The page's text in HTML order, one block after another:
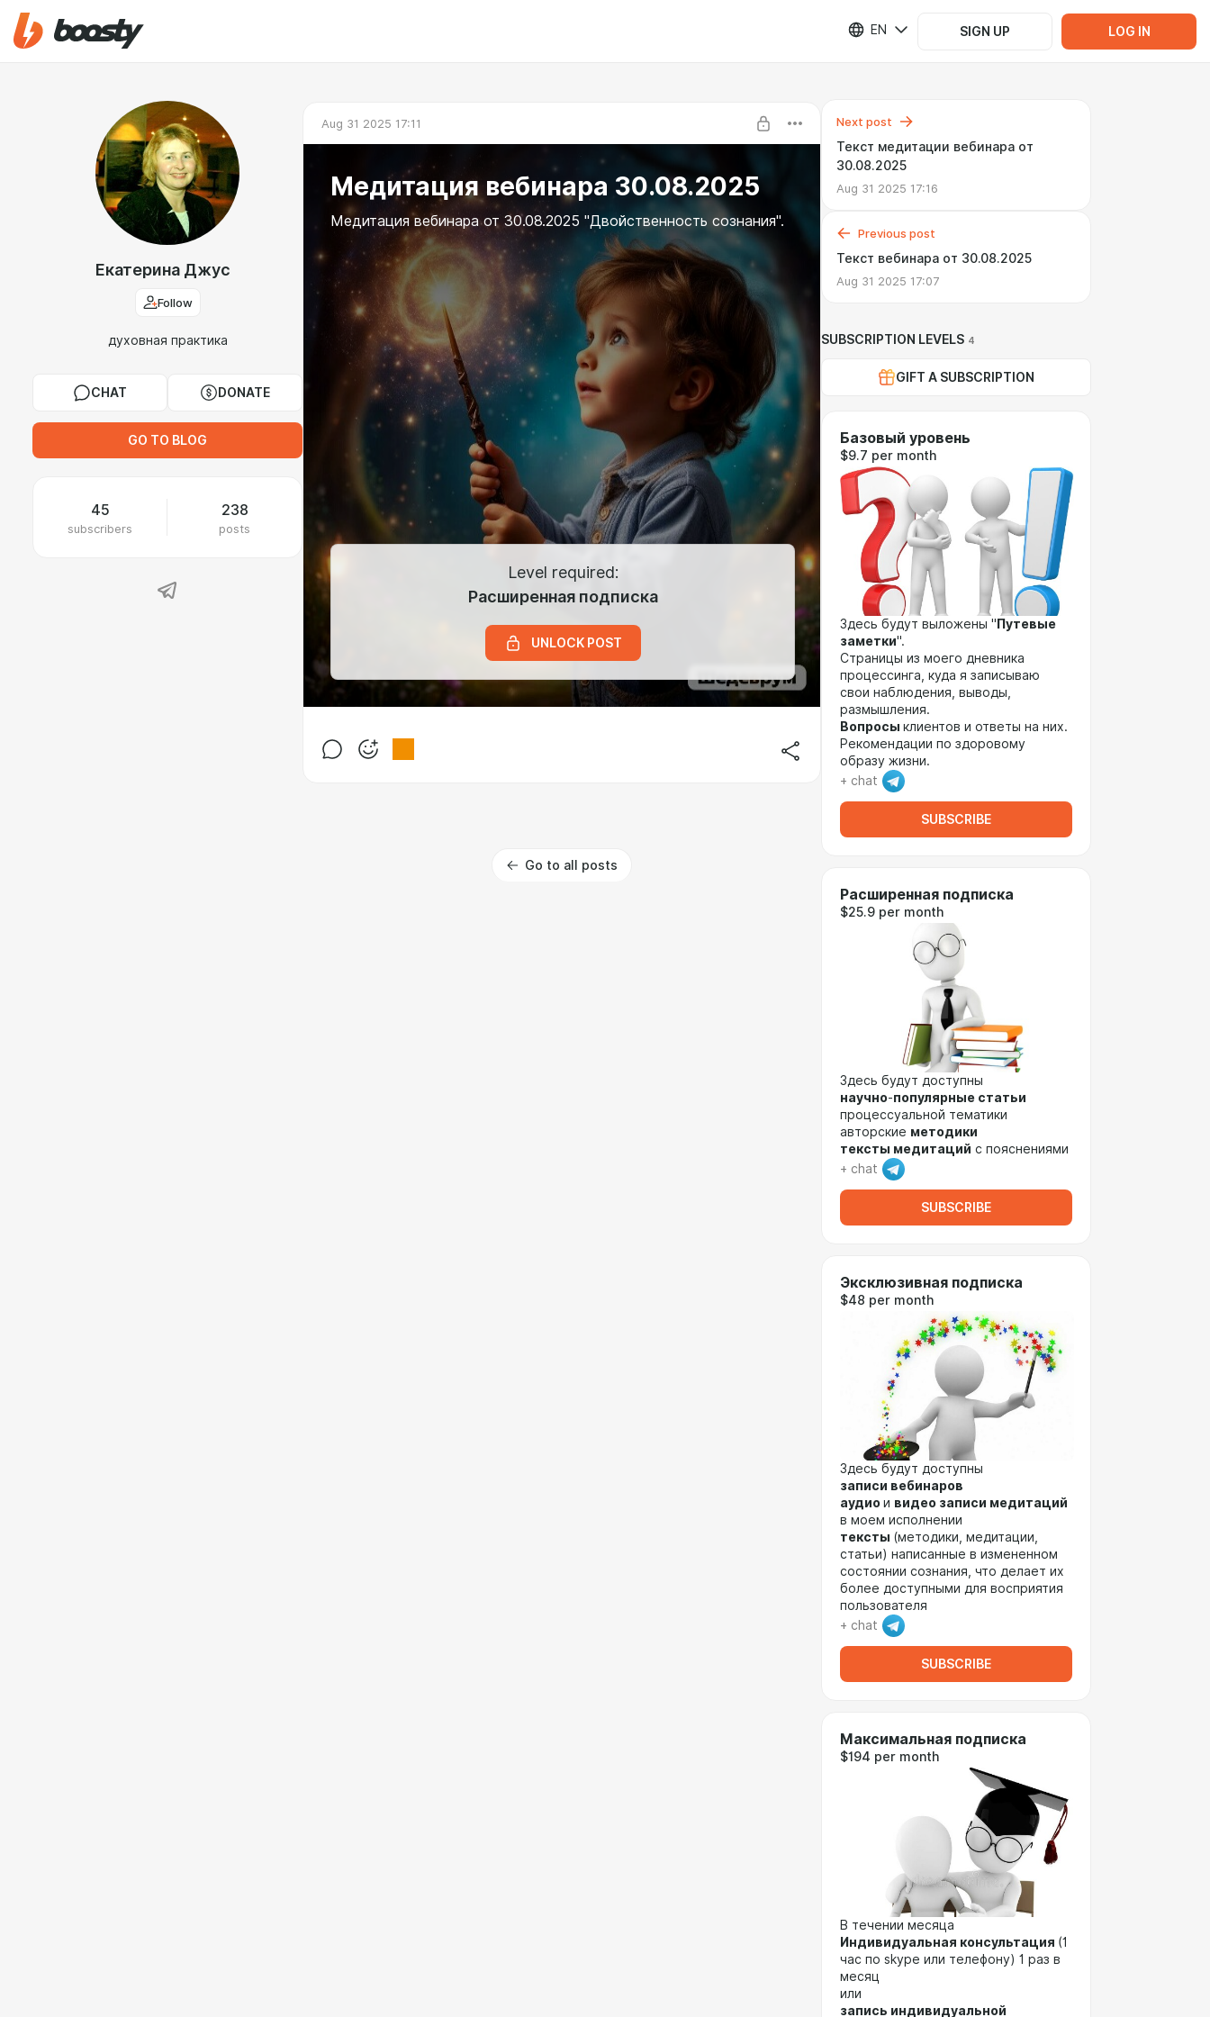
EN SIGN UP LOG IN
Екатерина Джус
Follow
духовная практика
CHAT DONATE
GO TO BLOG
45
subscribers
238
posts
Aug 31 2025 17:11
Медитация вебинара 30.08.2025
Медитация вебинара от 30.08.2025 "Двойственность сознания".
Level required:
Расширенная подписка
UNLOCK POST
Go to all posts
Next post
Текст медитации вебинара от
30.08.2025
Aug 31 2025 17:16
Previous post
Текст вебинара от 30.08.2025
Aug 31 2025 17:07
SUBSCRIPTION LEVELS 4
GIFT A SUBSCRIPTION
Базовый уровень
$9.7 per month
Здесь будут выложены " Путевые
заметки".
Страницы из моего дневника
процессинга, куда я записываю
свои наблюдения, выводы,
размышления.
Вопросы клиентов и ответы на них.
Рекомендации по здоровому
образу жизни.
+ chat
SUBSCRIBE
Расширенная подписка
$25.9 per month
Здесь будут доступны
научно-популярные статьи
процессуальной тематики
авторские методики
тексты медитаций с пояснениями
+ chat
SUBSCRIBE
Эксклюзивная подписка
$48 per month
Здесь будут доступны
записи вебинаров
аудиои видео записи медитаций
в моем исполнении
тексты (методики, медитации,
статьи) написанные в измененном
состоянии сознания, что делает их
более доступными для восприятия
пользователя
+ chat
SUBSCRIBE
Максимальная подписка
$194 per month
В течении месяца
Индивидуальная консультация (1
час по skype или телефону) 1 раз в
месяц
или
запись индивидуальной